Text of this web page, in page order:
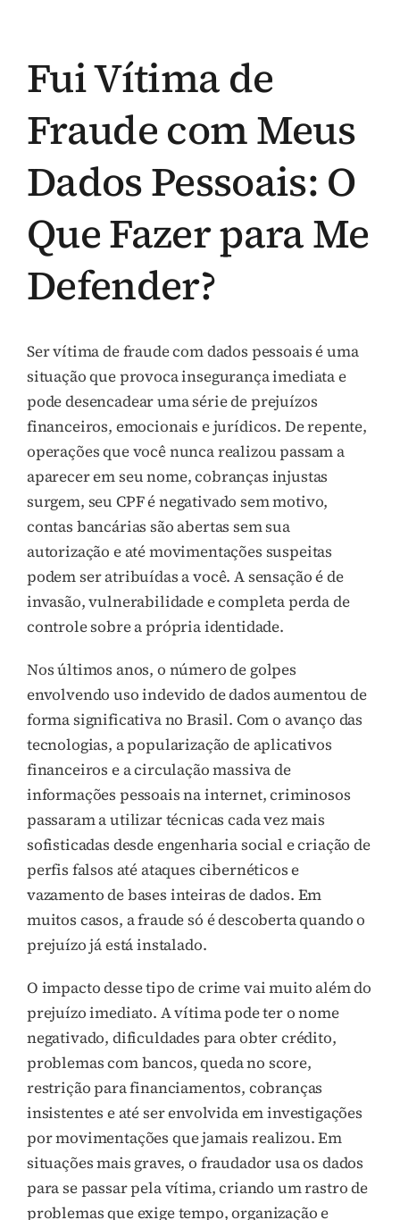
Fui Vítima de
Fraude com Meus
Dados Pessoais: O
Que Fazer para Me
Defender?
Ser vítima de fraude com dados pessoais é uma
situação que provoca insegurança imediata e
pode desencadear uma série de prejuízos
financeiros, emocionais e jurídicos. De repente,
operações que você nunca realizou passam a
aparecer em seu nome, cobranças injustas
surgem, seu CPF é negativado sem motivo,
contas bancárias são abertas sem sua
autorização e até movimentações suspeitas
podem ser atribuídas a você. A sensação é de
invasão, vulnerabilidade e completa perda de
controle sobre a própria identidade.
Nos últimos anos, o número de golpes
envolvendo uso indevido de dados aumentou de
forma significativa no Brasil. Com o avanço das
tecnologias, a popularização de aplicativos
financeiros e a circulação massiva de
informações pessoais na internet, criminosos
passaram a utilizar técnicas cada vez mais
sofisticadas desde engenharia social e criação de
perfis falsos até ataques cibernéticos e
vazamento de bases inteiras de dados. Em
muitos casos, a fraude só é descoberta quando o
prejuízo já está instalado.
O impacto desse tipo de crime vai muito além do
prejuízo imediato. A vítima pode ter o nome
negativado, dificuldades para obter crédito,
problemas com bancos, queda no score,
restrição para financiamentos, cobranças
insistentes e até ser envolvida em investigações
por movimentações que jamais realizou. Em
situações mais graves, o fraudador usa os dados
para se passar pela vítima, criando um rastro de
problemas que exige tempo, organização e